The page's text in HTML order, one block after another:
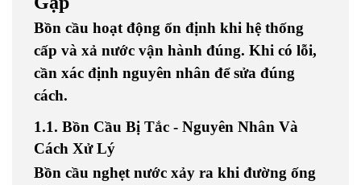
Bồn cầu hoạt động ổn định khi hệ thống
cấp và xả nước vận hành đúng. Khi có lỗi,
cần xác định nguyên nhân để sửa đúng
cách.
1.1. Bồn Cầu Bị Tắc - Nguyên Nhân Và
Cách Xử Lý
Bồn cầu nghẹt nước xảy ra khi đường ống